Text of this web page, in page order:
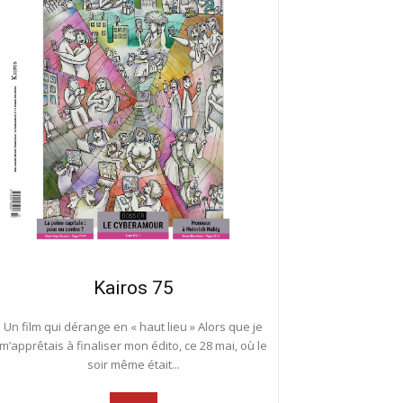
Kairos 75
Un film qui dérange en « haut lieu » Alors que je
m’apprêtais à finaliser mon édito, ce 28 mai, où le
soir même était...